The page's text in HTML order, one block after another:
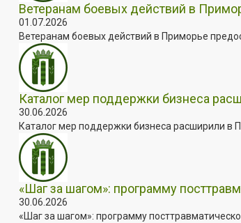
Ветеранам боевых действий в
01.07.2026
Ветеранам боевых действий в Приморье
Каталог мер поддержки бизнеса
30.06.2026
Каталог мер поддержки бизнеса расширили в
«Шаг за шагом»: программу
30.06.2026
«Шаг за шагом»: программу